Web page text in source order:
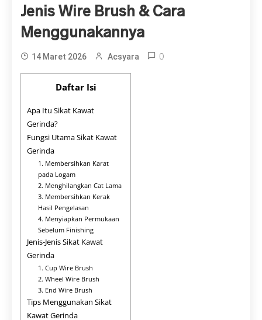
Jenis Wire Brush & Cara
Menggunakannya
14 Maret 2026 Acsyara 0
Daftar Isi
Apa Itu Sikat Kawat
Gerinda?
Fungsi Utama Sikat Kawat
Gerinda
1. Membersihkan Karat
pada Logam
2. Menghilangkan Cat Lama
3. Membersihkan Kerak
Hasil Pengelasan
4. Menyiapkan Permukaan
Sebelum Finishing
Jenis-Jenis Sikat Kawat
Gerinda
1. Cup Wire Brush
2. Wheel Wire Brush
3. End Wire Brush
Tips Menggunakan Sikat
Kawat Gerinda